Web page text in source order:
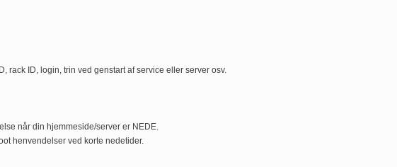
ID, login, trin ved genstart af service eller server osv.
når din hjemmeside/server er NEDE.
henvendelser ved korte nedetider.